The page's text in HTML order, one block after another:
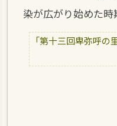
染が広がり始めた時
「第十三回卑弥呼